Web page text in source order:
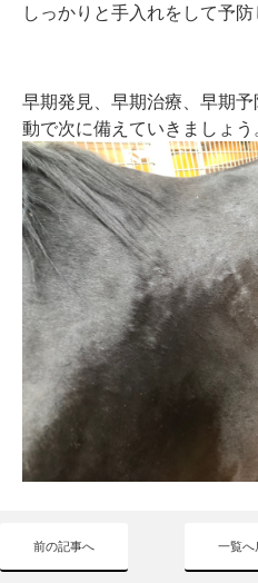
しっかりと手入れをして予
早期発見、早期治療、早期
動で次に備えていきましょう
前の記事へ 一覧へ